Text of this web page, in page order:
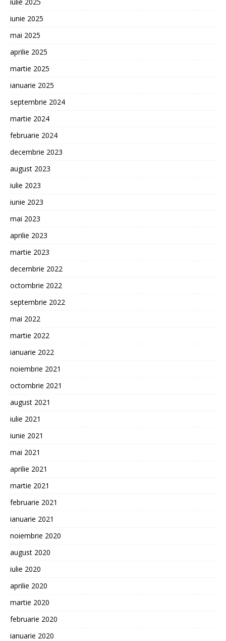
iunie 2025
mai 2025
aprilie 2025
martie 2025
ianuarie 2025
septembrie 2024
martie 2024
februarie 2024
decembrie 2023
august 2023
iulie 2023
iunie 2023
mai 2023
aprilie 2023
martie 2023
decembrie 2022
octombrie 2022
septembrie 2022
mai 2022
martie 2022
ianuarie 2022
noiembrie 2021
octombrie 2021
august 2021
iulie 2021
iunie 2021
mai 2021
aprilie 2021
martie 2021
februarie 2021
ianuarie 2021
noiembrie 2020
august 2020
iulie 2020
aprilie 2020
martie 2020
februarie 2020
ianuarie 2020